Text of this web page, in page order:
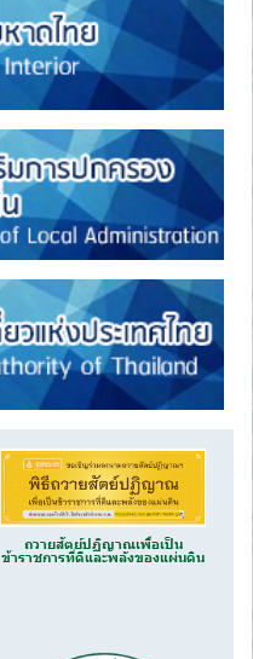
ถวายสัตย์ปฏิญาณเพื่อเป็น
ข้าราชการที่ดีและพลังของแผ่นดิน